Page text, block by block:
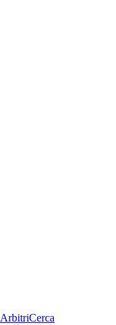
ArbitriCerca